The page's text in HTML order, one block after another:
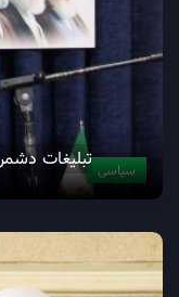
سیاسی تبلیغات